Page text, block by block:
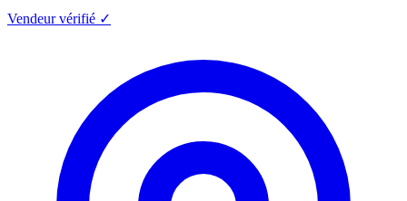
Vendeur vérifié ✓